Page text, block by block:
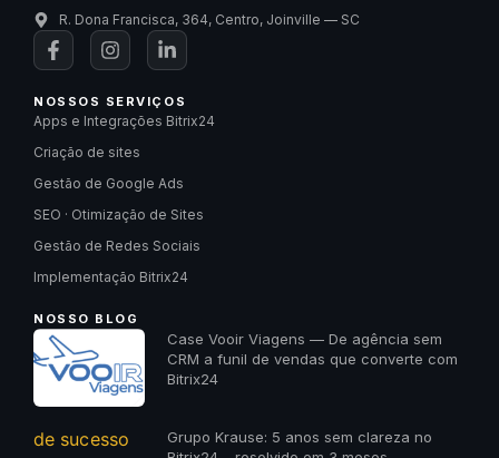
R. Dona Francisca, 364, Centro, Joinville — SC
NOSSOS SERVIÇOS
Apps e Integrações Bitrix24
Criação de sites
Gestão de Google Ads
SEO · Otimização de Sites
Gestão de Redes Sociais
Implementação Bitrix24
NOSSO BLOG
Case Vooir Viagens — De agência sem
CRM a funil de vendas que converte com
Bitrix24
Grupo Krause: 5 anos sem clareza no